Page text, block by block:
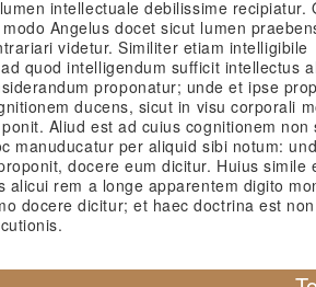
intellectuale debilissime recipiatur.
Angelus docet sicut lumen
videtur. Similiter etiam intelligibile
quod intelligendum sufficit intellectus
proponatur; unde et ipse
ducens, sicut in visu corporali
Aliud est ad cuius cognitionem
manuducatur per aliquid sibi notum:
docere eum dicitur. Huius simile
alicui rem a longe apparentem digito
docere dicitur; et haec doctrina est